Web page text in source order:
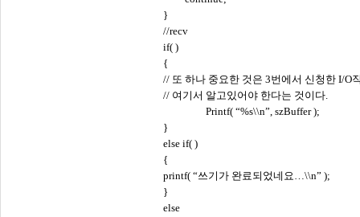
}
//recv
if( )
{
// 또 하나 중요한 것은 3번에서 신청한 I/O
// 여기서 알고있어야 한다는 것이다.
Printf(“%s\\n”, szBuffer );
}
else if( )
{
printf( “쓰기가 완료되었네요…\\n” );
}
else